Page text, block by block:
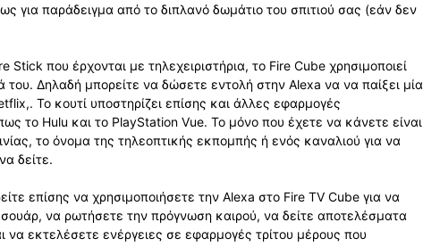
για παράδειγμα από το διπλανό δωμάτιο του σπιτιού σας (εάν δεν
Stick που έρχονται με τηλεχειριστήρια, το Fire Cube χρησιμοποιεί
του. Δηλαδή μπορείτε να δώσετε εντολή στην Alexa να να παίξει μία
Το κουτί υποστηρίζει επίσης και άλλες εφαρμογές
το Hulu και το PlayStation Vue. Το μόνο που έχετε να κάνετε είναι
το όνομα της τηλεοπτικής εκπομπής ή ενός καναλιού για να
δείτε.
επίσης να χρησιμοποιήσετε την Alexa στο Fire TV Cube για να
να ρωτήσετε την πρόγνωση καιρού, να δείτε αποτελέσματα
εκτελέσετε ενέργειες σε εφαρμογές τρίτου μέρους που